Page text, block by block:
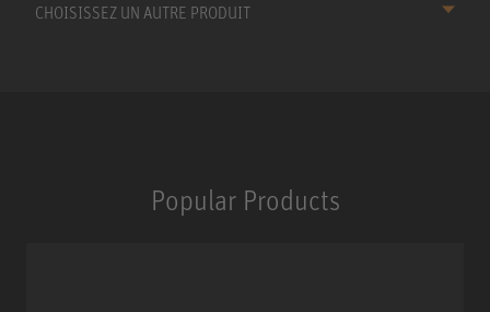
CHOISISSEZ UN AUTRE PRODUIT
Popular Products